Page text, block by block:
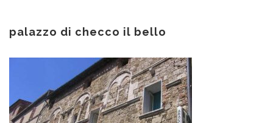
contenuto
palazzo di checco il bello